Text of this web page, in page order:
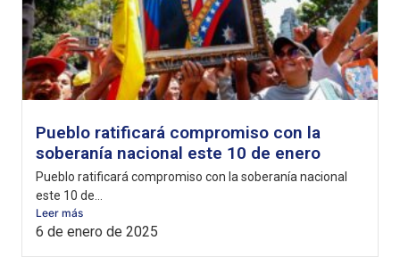
Pueblo ratificará compromiso con la
soberanía nacional este 10 de enero
Pueblo ratificará compromiso con la soberanía nacional
este 10 de...
Leer más
6 de enero de 2025